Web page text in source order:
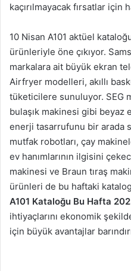
kaçırılmayacak fırsatlar için
10 Nisan A101 aktüel
ürünleriyle öne çıkıyor.
markalara ait büyük ekran
Airfryer modelleri, akıllı
tüketicilere sunuluyor. SEG
bulaşık makinesi gibi beyaz
enerji tasarrufunu bir arada
mutfak robotları, çay
ev hanımlarının ilgisini
makinesi ve Braun tıraş
ürünleri de bu haftaki
A101 Kataloğu Bu Hafta
ihtiyaçlarını ekonomik
için büyük avantajlar